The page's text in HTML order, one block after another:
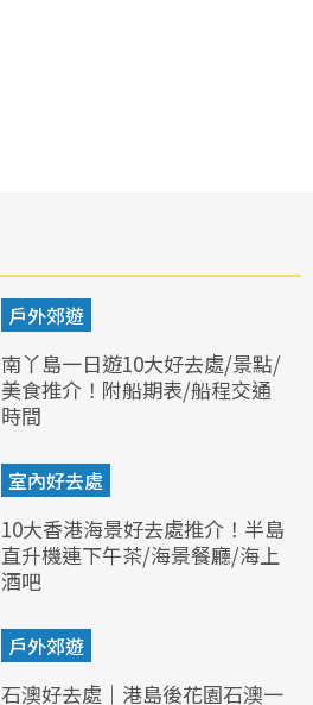
戶外郊遊
南丫島一日遊10大好去處/景點/
美食推介！附船期表/船程交通
時間
室內好去處
10大香港海景好去處推介！半島
直升機連下午茶/海景餐廳/海上
酒吧
戶外郊遊
石澳好去處｜港島後花園石澳一